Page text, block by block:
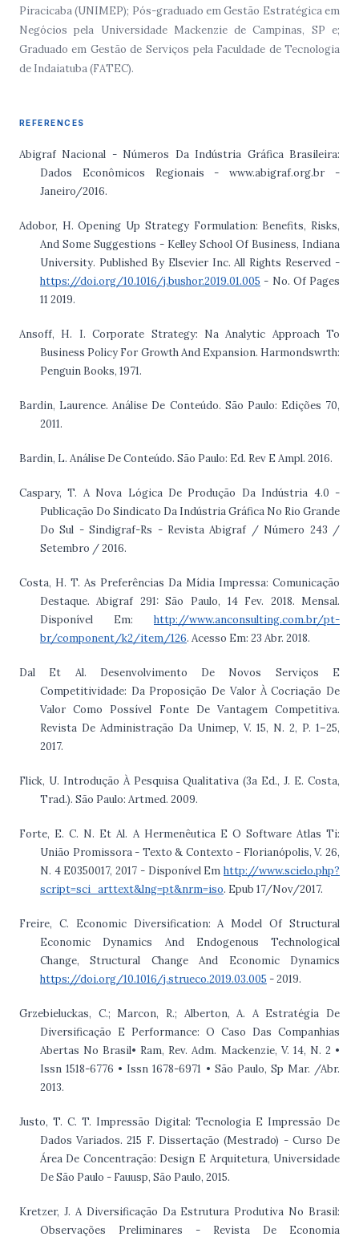
Piracicaba (UNIMEP); Pós-graduado em Gestão Estratégica em
Negócios pela Universidade Mackenzie de Campinas, SP e;
Graduado em Gestão de Serviços pela Faculdade de Tecnologia
de Indaiatuba (FATEC).
REFERENCES
Abigraf Nacional - Números Da Indústria Gráfica Brasileira:
Dados Econômicos Regionais - www.abigraf.org.br -
Janeiro/2016.
Adobor, H. Opening Up Strategy Formulation: Benefits, Risks,
And Some Suggestions - Kelley School Of Business, Indiana
University. Published By Elsevier Inc. All Rights Reserved -
https://doi.org/10.1016/j.bushor.2019.01.005 - No. Of Pages
11 2019.
Ansoff, H. I. Corporate Strategy: Na Analytic Approach To
Business Policy For Growth And Expansion. Harmondswrth:
Penguin Books, 1971.
Bardin, Laurence. Análise De Conteúdo. São Paulo: Edições 70,
2011.
Bardin, L. Análise De Conteúdo. São Paulo: Ed. Rev E Ampl. 2016.
Caspary, T. A Nova Lógica De Produção Da Indústria 4.0 -
Publicação Do Sindicato Da Indústria Gráfica No Rio Grande
Do Sul - Sindigraf-Rs - Revista Abigraf / Número 243 /
Setembro / 2016.
Costa, H. T. As Preferências Da Mídia Impressa: Comunicação
Destaque. Abigraf 291: São Paulo, 14 Fev. 2018. Mensal.
Disponível Em:http://www.anconsulting.com.br/pt-
br/component/k2/item/126. Acesso Em: 23 Abr. 2018.
Dal Et Al. Desenvolvimento De Novos Serviços E
Competitividade: Da Proposição De Valor À Cocriação De
Valor Como Possível Fonte De Vantagem Competitiva.
Revista De Administração Da Unimep, V. 15, N. 2, P. 1–25,
2017.
Flick, U. Introdução À Pesquisa Qualitativa (3a Ed., J. E. Costa,
Trad.). São Paulo: Artmed. 2009.
Forte, E. C. N. Et Al. A Hermenêutica E O Software Atlas Ti:
União Promissora - Texto & Contexto - Florianópolis, V. 26,
N. 4 E0350017, 2017 - Disponível Emhttp://www.scielo.php?
script=sci_arttext&lng=pt&nrm=iso. Epub 17/Nov/2017.
Freire, C. Economic Diversification: A Model Of Structural
Economic Dynamics And Endogenous Technological
Change, Structural Change And Economic Dynamics
https://doi.org/10.1016/j.strueco.2019.03.005 - 2019.
Grzebieluckas, C.; Marcon, R.; Alberton, A. A Estratégia De
Diversificação E Performance: O Caso Das Companhias
Abertas No Brasil• Ram, Rev. Adm. Mackenzie, V. 14, N. 2 •
Issn 1518-6776 • Issn 1678-6971 • São Paulo, Sp Mar. /Abr.
2013.
Justo, T. C. T. Impressão Digital: Tecnologia E Impressão De
Dados Variados. 215 F. Dissertação (Mestrado) - Curso De
Área De Concentração: Design E Arquitetura, Universidade
De São Paulo - Fauusp, São Paulo, 2015.
Kretzer, J. A Diversificação Da Estrutura Produtiva No Brasil:
Observações Preliminares - Revista De Economia